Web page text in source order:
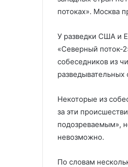
потоках». Москва
У разведки США и
«Северный поток-
собеседников из
разведывательных
Некоторые из
за эти
подозреваемым»,
невозможно.
По словам